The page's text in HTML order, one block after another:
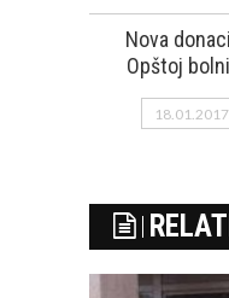
Nova
Opštoj
18.01.2017.